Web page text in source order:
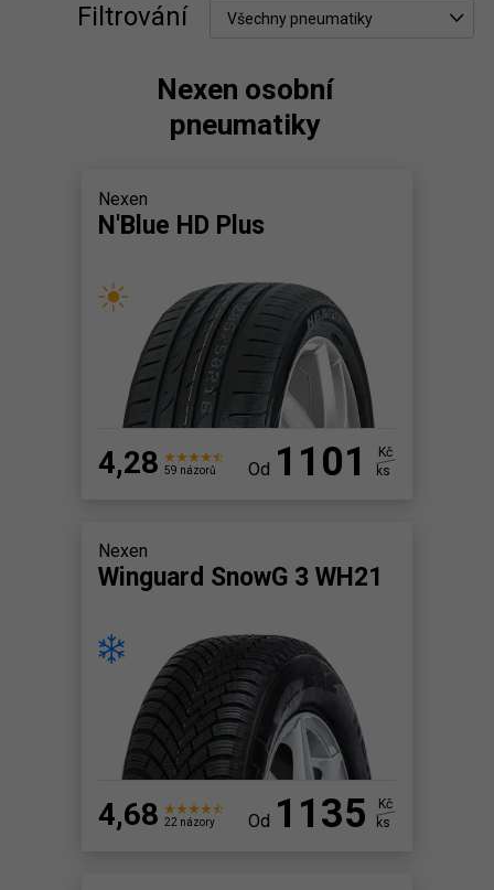
Filtrování Všechny pneumatiky
Nexen osobní
pneumatiky
Nexen
N'Blue HD Plus
4,28 59 názorů Od 1101
Kč
ks
Nexen
Winguard SnowG 3 WH21
4,68 22 názory Od 1135
Kč
ks